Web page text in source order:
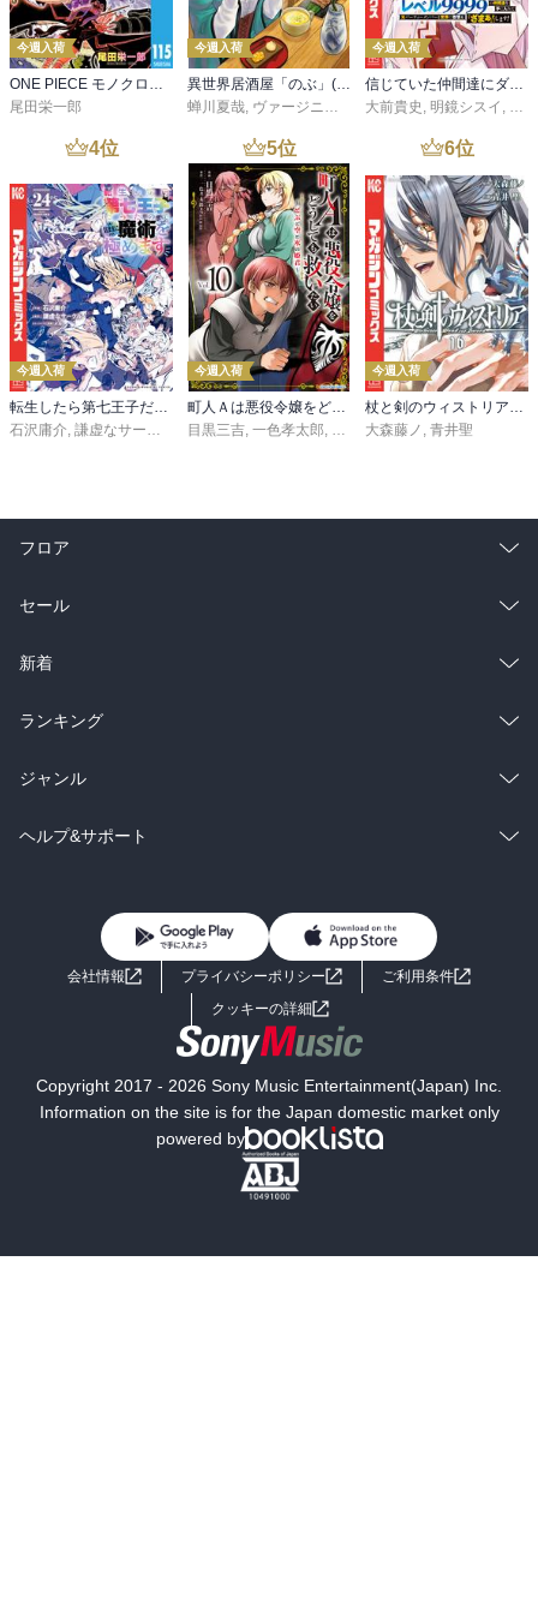
今週入荷
尾田栄一郎
今週入荷
蝉川夏哉 ヴァージニア二等兵 ,転
今週入荷
大前貴史 明鏡シスイ
4位
今週入荷
転生したら第七王子だったので、気ままに魔術を極めます（２４）
石沢庸介, 謙虚なサークル メル。
5位
今週入荷
町人Ａは悪役令嬢をどうしても救いたい ～どぶと空と氷の姫君～１０【電子書店共通特典イラスト付】
目黒三吉, 一色孝太郎, Parum
6位
今週入荷
杖と剣のウィストリア（１６）
大森藤ノ , 青井聖
フロア
総合
ラノベ
雑誌・グラビア
BL・TL
セール
総合
ラノベ
雑誌・グラビア
BL・TL
新着
総合
ラノベ
雑誌・グラビア
ランキング
総合
ラノベ
ジャンル
コミック
ライトノベル 男子向けラノベ
小説
海外小説
ミステリー SF
文学
ヘルプ&サポート
よくあるご質問 お問い合わせ
会社情報 プライバシーポリシー
ご利用条件
クッキーの詳細
Copyright 2017 - 2026 Sony Music Entertainment(Japan) Inc.
Information on the site is for the Japan domestic market only
powered by